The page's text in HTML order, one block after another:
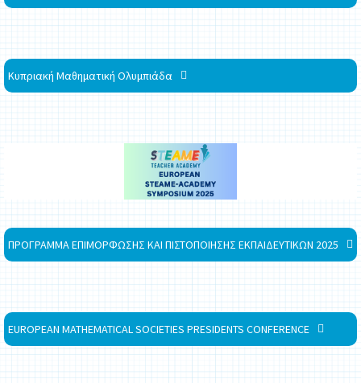
Κυπριακή Μαθηματική Ολυμπιάδα
ΠΡΟΓΡΑΜΜΑ ΕΠΙΜΟΡΦΩΣΗΣ ΚΑΙ ΠΙΣΤΟΠΟΙΗΣΗΣ ΕΚΠΑΙΔΕΥΤΙΚΩΝ 2025
EUROPEAN MATHEMATICAL SOCIETIES PRESIDENTS CONFERENCE